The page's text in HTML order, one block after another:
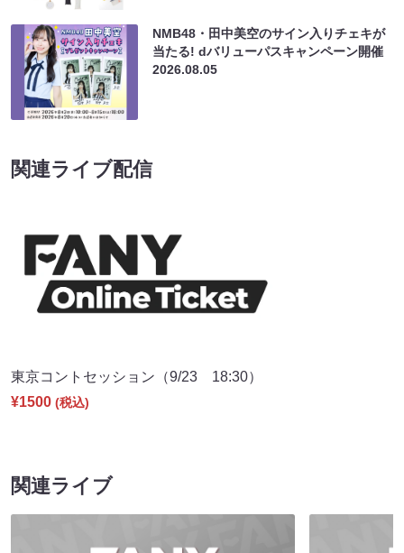
NMB48・田中美空のサイン入りチェキが
当たる! dバリューパスキャンペーン開催
2026.08.05
関連ライブ配信
東京コントセッション（9/23 18:30）
¥1500 (税込)
関連ライブ